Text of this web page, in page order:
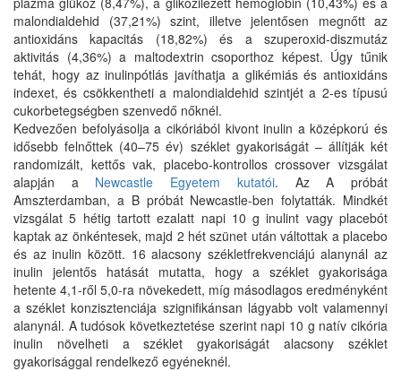
malondialdehid (37,21%) szint, illetve jelentősen megnőtt az
antioxidáns kapacitás (18,82%) és a szuperoxid-diszmutáz
aktivitás (4,36%) a maltodextrin csoporthoz képest. Úgy tűnik
tehát, hogy az inulinpótlás javíthatja a glikémiás és antioxidáns
indexet, és csökkentheti a malondialdehid szintjét a 2-es típusú
cukorbetegségben szenvedő nőknél.
Kedvezően befolyásolja a cikóriából kivont inulin a középkorú és
idősebb felnőttek (40–75 év) széklet gyakoriságát – állítják két
randomizált, kettős vak, placebo-kontrollos crossover vizsgálat
alapján a Newcastle Egyetem kutatói. Az A próbát
Amszterdamban, a B próbát Newcastle-ben folytatták. Mindkét
vizsgálat 5 hétig tartott ezalatt napi 10 g inulint vagy placebót
kaptak az önkéntesek, majd 2 hét szünet után váltottak a placebo
és az inulin között. 16 alacsony székletfrekvenciájú alanynál az
inulin jelentős hatását mutatta, hogy a széklet gyakorisága
hetente 4,1-ről 5,0-ra növekedett, míg másodlagos eredményként
a széklet konzisztenciája szignifikánsan lágyabb volt valamennyi
alanynál. A tudósok következtetése szerint napi 10 g natív cikória
inulin növelheti a széklet gyakoriságát alacsony széklet
gyakorisággal rendelkező egyéneknél.